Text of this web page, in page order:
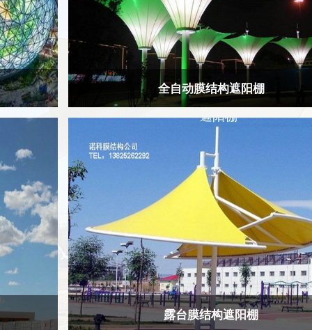
全自动膜结构遮阳棚
露台膜结构
遮阳棚
露台膜结构遮阳棚